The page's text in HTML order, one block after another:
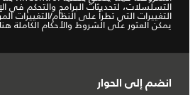
التسلسلات، لتحديثات البرامج والتحكم في
التغييرات التي تطرأ على النظام/التغييرات
يمكن العثور على الشروط والأحكام الكاملة هنا
انضم إلى الحوار